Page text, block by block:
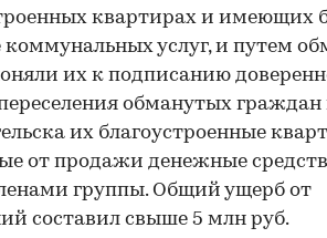
квартирах и имеющих
услуг, и путем
их к подписанию
обманутых граждан
их благоустроенные
от продажи денежные
группы. Общий ущерб от
составил свыше 5 млн руб.